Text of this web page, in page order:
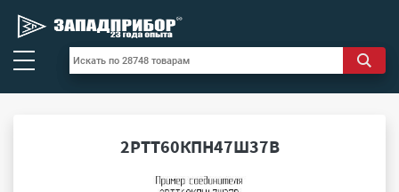
2РТТ60КПН47Ш37В